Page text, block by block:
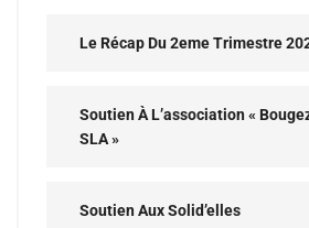
Le Récap Du 2eme Trimestre
Soutien À L’association «
SLA »
Soutien Aux Solid’elles